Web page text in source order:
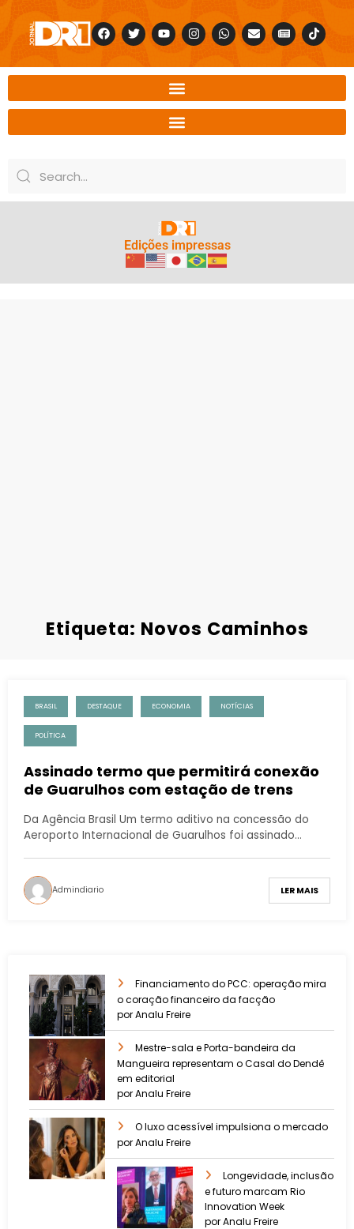
Edições impressas
Etiqueta: Novos Caminhos
BRASIL DESTAQUE ECONOMIA NOTÍCIAS
POLÍTICA
Assinado termo que permitirá conexão
de Guarulhos com estação de trens
Da Agência Brasil Um termo aditivo na concessão do
Aeroporto Internacional de Guarulhos foi assinado…
Admindiario LER MAIS
Financiamento do PCC: operação mira
o coração financeiro da facção
por Analu Freire
Mestre-sala e Porta-bandeira da
Mangueira representam o Casal do Dendê
em editorial
por Analu Freire
O luxo acessível impulsiona o mercado
por Analu Freire
Longevidade, inclusão
e futuro marcam Rio
Innovation Week
por Analu Freire